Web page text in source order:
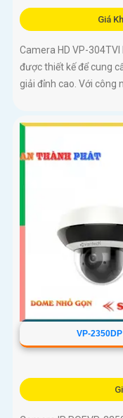
Giá
Camera HD VP-
được thiết kế để cung
giải đỉnh cao. Với công
VP-